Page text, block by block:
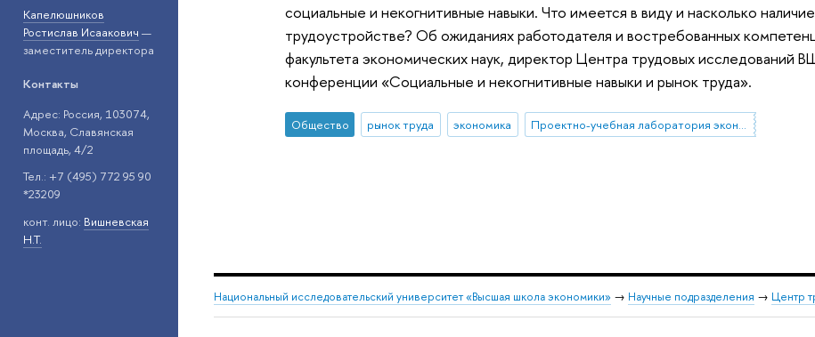
Капелюшников
Ростислав Исаакович —
заместитель директора
Контакты
Адрес: Россия, 103074,
Москва, Славянская
площадь, 4/2
Тел.: +7 (495) 772 95 90
*23209
конт. лицо: Вишневская
Н.Т.
социальные и некогнитивные навыки. Что имеется в виду и насколько
трудоустройстве? Об ожиданиях работодателя и востребованных
факультета экономических наук, директор Центра трудовых исследований
конференции «Социальные и некогнитивные навыки и рынок труда».
Общество рынок труда экономика Проектно-учебная лаборатория экономической журналистики
Национальный исследовательский университет «Высшая школа экономики» → Научные подразделения → Центр